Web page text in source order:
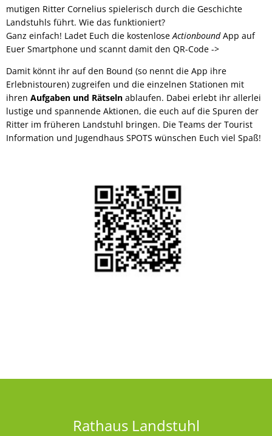
mutigen Ritter Cornelius spielerisch durch die Geschichte
Landstuhls führt. Wie das funktioniert?
Ganz einfach! Ladet Euch die kostenloseActionboundApp auf
Euer Smartphone und scannt damit den QR-Code ->
Damit könnt ihr auf den Bound (so nennt die App ihre
Erlebnistouren) zugreifen und die einzelnen Stationen mit
ihren Aufgaben und Rätseln ablaufen. Dabei erlebt ihr allerlei
lustige und spannende Aktionen, die euch auf die Spuren der
Ritter im früheren Landstuhl bringen. Die Teams der Tourist
Information und Jugendhaus SPOTS wünschen Euch viel Spaß!
Rathaus Landstuhl